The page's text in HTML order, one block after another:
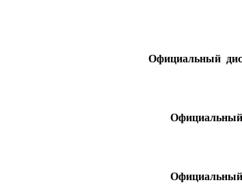
Официальный